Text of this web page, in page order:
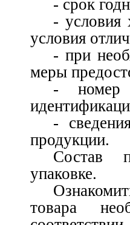
- срок
- условия
условия
- при
меры
- номер
-
продукции.
Состав
упаковке.
товара